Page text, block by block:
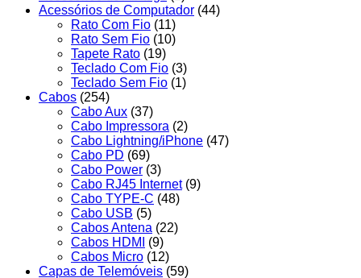
Acessórios de Computador (44)
Rato Com Fio (11)
Rato Sem Fio (10)
Tapete Rato (19)
Teclado Com Fio (3)
Teclado Sem Fio (1)
Cabos (254)
Cabo Aux (37)
Cabo Impressora (2)
Cabo Lightning/iPhone (47)
Cabo PD (69)
Cabo Power (3)
Cabo RJ45 Internet (9)
Cabo TYPE-C (48)
Cabo USB (5)
Cabos Antena (22)
Cabos HDMI
(9)
Cabos Micro (12)
Capas de Telemóveis (59)